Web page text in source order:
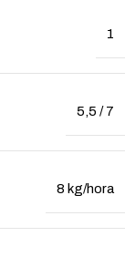
1
5,5 / 7
8 kg/hora